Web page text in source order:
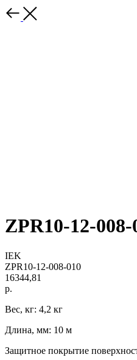
ZPR10-12-008-
IEK
ZPR10-12-008-010
16344,81
р.
Вес, кг: 4,2 кг
Длина, мм: 10 м
Защитное покрытие